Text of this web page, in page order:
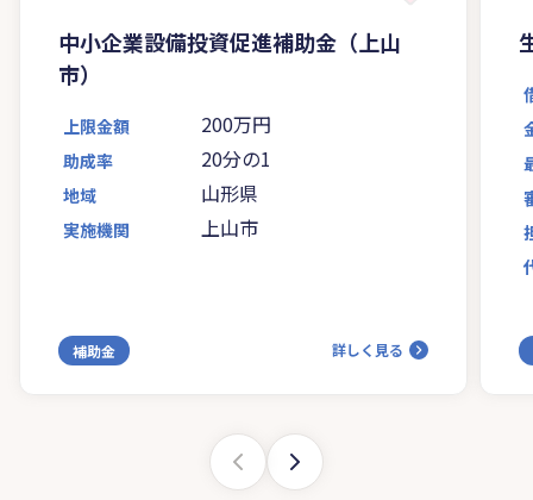
中小企業設備投資促進補助金（上山
市）
上限金額 200万円
助成率 20分の1
地域 山形県
実施機関 上山市
補助金 詳しく見る